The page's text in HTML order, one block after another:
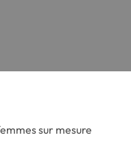
sur mesure